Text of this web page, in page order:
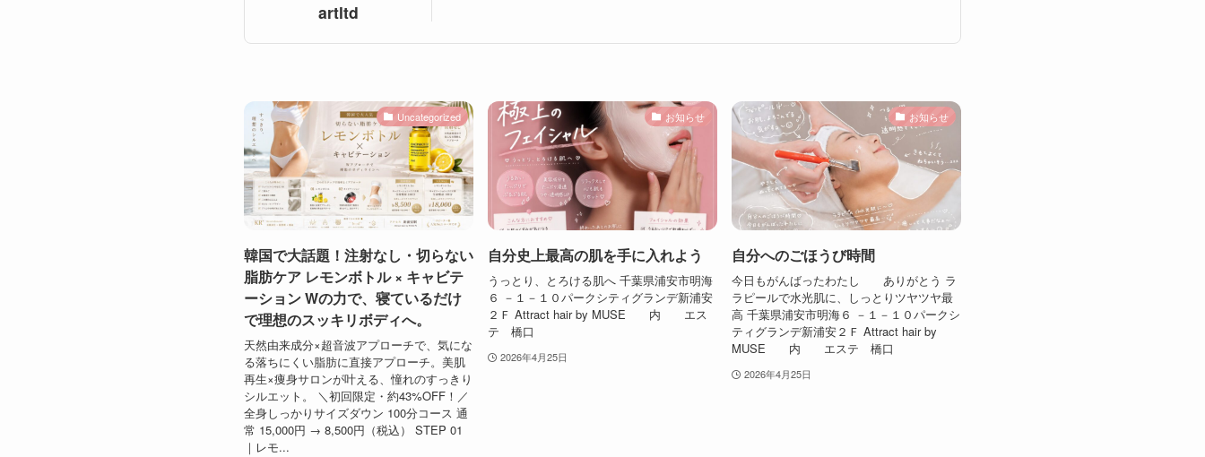
artltd
Uncategorized
韓国で大話題！注射なし・切らない
脂肪ケア レモンボトル × キャビテ
ーション Wの力で、寝ているだけ
で理想のスッキリボディへ。
天然由来成分×超音波アプローチで、気にな
る落ちにくい脂肪に直接アプローチ。美肌
再生×痩身サロンが叶える、憧れのすっきり
シルエット。 ＼初回限定・約43%OFF！／
全身しっかりサイズダウン 100分コース 通
常 15,000円 → 8,500円（税込） STEP 01
｜レモ...
お知らせ
自分史上最高の肌を手に入れよう
うっとり、とろける肌へ 千葉県浦安市明海
６ －１－１０パークシティグランデ新浦安
２Ｆ Attract hair by MUSE 内 エス
テ 橋口
2026年4月25日
お知らせ
自分へのごほうび時間
今日もがんばったわたし ありがとう ラ
ラピールで水光肌に、しっとりツヤツヤ最
高 千葉県浦安市明海６ －１－１０パークシ
ティグランデ新浦安２Ｆ Attract hair by
MUSE 内 エステ 橋口
2026年4月25日